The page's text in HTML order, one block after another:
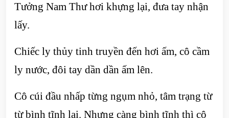
Tưởng Nam Thư hơi khựng lại, đưa tay nhận
lấy.
Chiếc ly thủy tinh truyền đến hơi ấm, cô cầm
ly nước, đôi tay dần dần ấm lên.
Cô cúi đầu nhấp từng ngụm nhỏ, tâm trạng từ
từ bình tĩnh lại. Nhưng càng bình tĩnh thì cô